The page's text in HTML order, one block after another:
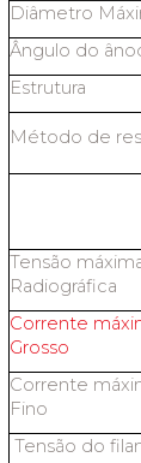
Diâmetro
Ângulo do
Estrutura
Método de
Tensão
Radiográfica
Corrente
Grosso
Corrente
Fino
Tensão do